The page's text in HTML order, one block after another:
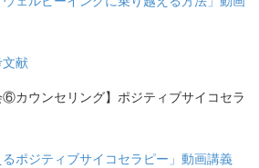
文献
カウンセリング】ポジティブサイコセラ
るポジティブサイコセラピー」動画講義